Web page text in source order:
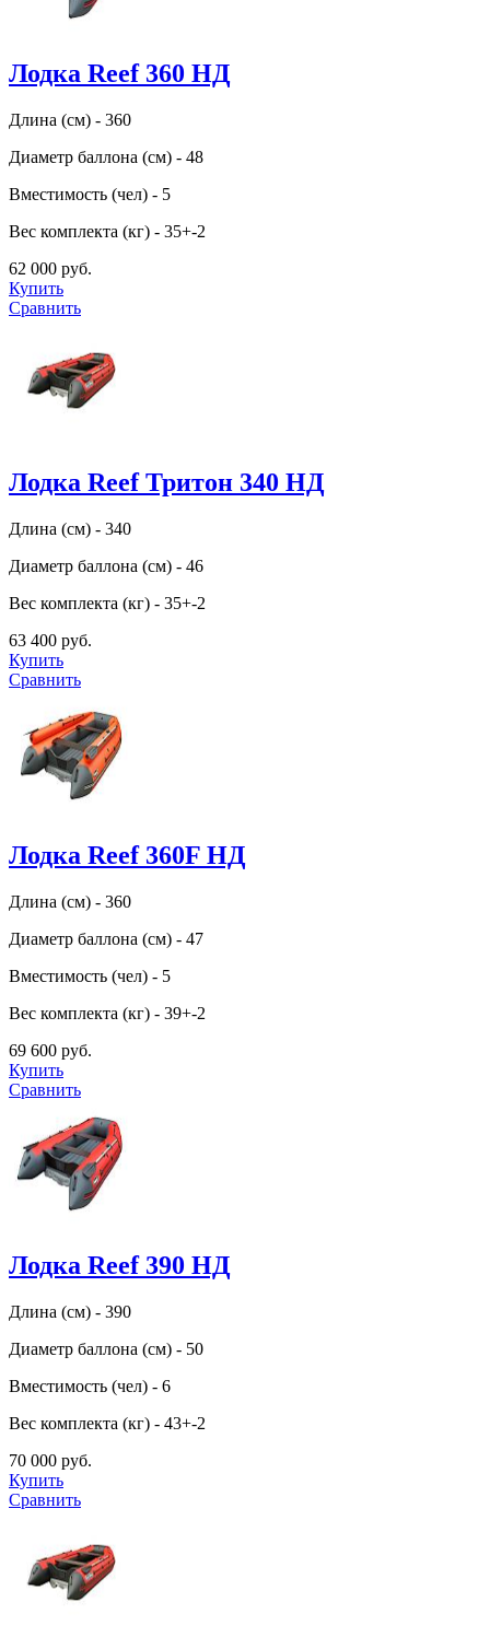
Лодка Reef 360 НД
Длина (см) - 360
Диаметр баллона (см) - 48
Вместимость (чел) - 5
Вес комплекта (кг) - 35+-2
62 000 руб.
Купить
Сравнить
Лодка Reef Тритон 340 НД
Длина (см) - 340
Диаметр баллона (см) - 46
Вес комплекта (кг) - 35+-2
63 400 руб.
Купить
Сравнить
Лодка Reef 360F НД
Длина (см) - 360
Диаметр баллона (см) - 47
Вместимость (чел) - 5
Вес комплекта (кг) - 39+-2
69 600 руб.
Купить
Сравнить
Лодка Reef 390 НД
Длина (см) - 390
Диаметр баллона (см) - 50
Вместимость (чел) - 6
Вес комплекта (кг) - 43+-2
70 000 руб.
Купить
Сравнить